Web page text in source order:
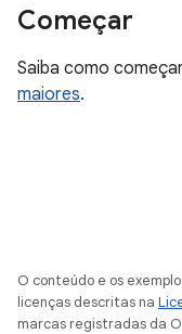
Começar
Saiba como
maiores.
O conteúdo e os
licenças descritas na
marcas registradas da